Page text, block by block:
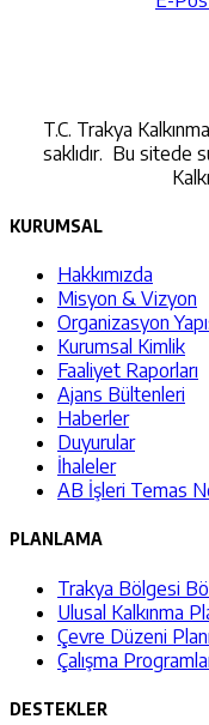
T.C. Trakya
saklıdır. Bu sitede
KURUMSAL
Hakkımızda
Misyon & Vizyon
Organizasyon
Kurumsal Kimlik
Faaliyet Raporları
Ajans Bültenleri
Haberler
Duyurular
İhaleler
AB İşleri Temas
PLANLAMA
Trakya Bölgesi
Ulusal Kalkınma
Çevre Düzeni Planı
Çalışma
DESTEKLER